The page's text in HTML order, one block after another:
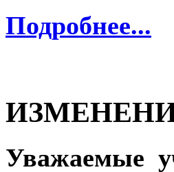
Подробнее...
Уважаемые